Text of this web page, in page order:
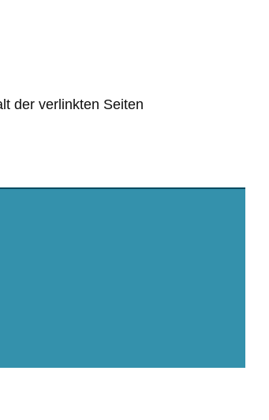
der verlinkten Seiten